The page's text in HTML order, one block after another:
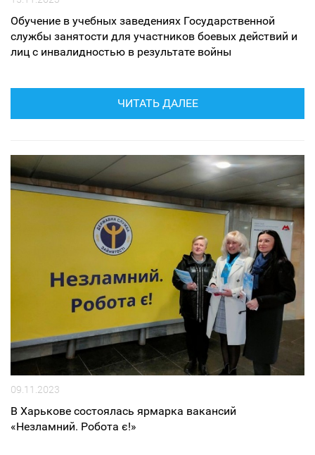
Обучение в учебных заведениях Государственной
службы занятости для участников боевых действий и
лиц с инвалидностью в результате войны
ЧИТАТЬ ДАЛЕЕ
09.11.2023
В Харькове состоялась ярмарка вакансий
«Незламний. Робота є!»